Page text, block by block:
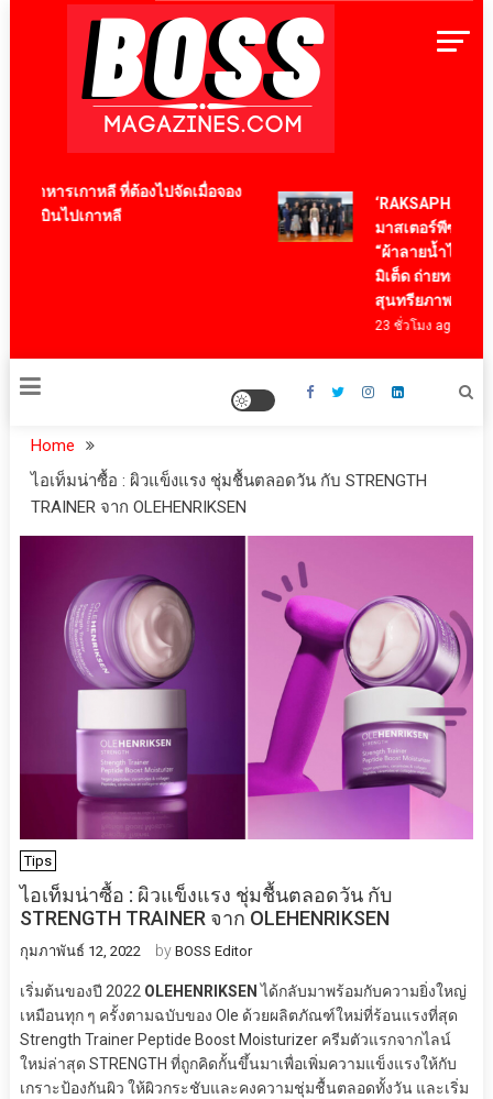
BossMagazinesThailand
อาหารเกาหลี ที่ต้องไปจัดเมื่อจอง
องบินไปเกาหลี
‘RAKSAPHAN’ เ
มาสเตอร์พีซคอลเล
“ผ้าลายน้ำไหล” สู่
มิเต็ด ถ่ายทอดภูมิปั
สุนทรียภาพระดับสา
23 ชั่วโมง ago
Home
ไอเท็ม​น่าซื้อ​ : ผิวแข็งแรง ชุ่มชื้นตลอดวัน กับ STRENGTH
TRAINER จาก OLEHENRIKSEN
Tips
ไอเท็ม​น่าซื้อ​ : ผิวแข็งแรง ชุ่มชื้นตลอดวัน กับ
STRENGTH TRAINER จาก OLEHENRIKSEN
กุมภาพันธ์ 12, 2022 by BOSS Editor
เริ่มต้นของปี 2022 OLEHENRIKSENได้กลับมาพร้อมกับความยิ่งใหญ่
เหมือนทุก ๆ ครั้งตามฉบับของ Ole ด้วยผลิตภัณฑ์ใหม่ที่ร้อนแรงที่สุด
Strength Trainer Peptide Boost Moisturizer ครีมตัวแรกจากไลน์
ใหม่ล่าสุด STRENGTH ที่ถูกคิดกั้นขึ้นมาเพื่อเพิ่มความแข็งแรงให้กับ
เกราะป้องกันผิว ให้ผิวกระชับและคงความชุ่มชื้นตลอดทั้งวัน และเริ่ม